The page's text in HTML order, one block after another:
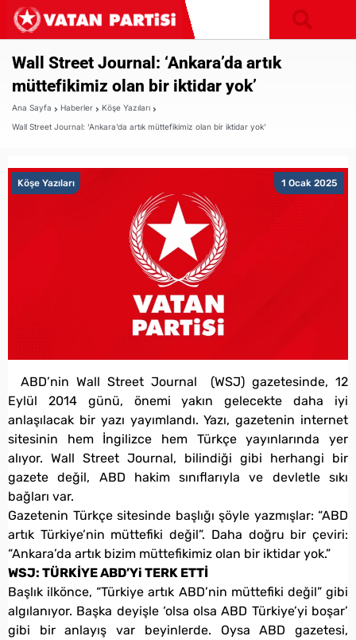
Wall Street Journal: ‘Ankara’da artık
müttefikimiz olan bir iktidar yok’
Ana Sayfa Haberler
Köşe Yazıları
Wall Street Journal: ‘Ankara’da artık müttefikimiz olan bir iktidar yok’
1 Ocak 2025
Köşe Yazıları
ABD’nin Wall Street Journal (WSJ) gazetesinde, 12
Eylül 2014 günü, önemi yakın gelecekte daha iyi
anlaşılacak bir yazı yayımlandı. Yazı, gazetenin internet
sitesinin hem İngilizce hem Türkçe yayınlarında yer
alıyor. Wall Street Journal, bilindiği gibi herhangi bir
gazete değil, ABD hakim sınıflarıyla ve devletle sıkı
bağları var.
Gazetenin Türkçe sitesinde başlığı şöyle yazmışlar: “ABD
artık Türkiye’nin müttefiki değil”. Daha doğru bir çeviri:
“Ankara’da artık bizim müttefikimiz olan bir iktidar yok.”
WSJ: TÜRKİYE ABD’Yi TERK ETTİ
Başlık ilkönce, “Türkiye artık ABD’nin müttefiki değil” gibi
algılanıyor. Başka deyişle ‘olsa olsa ABD Türkiye’yi boşar’
gibi bir anlayış var beyinlerde. Oysa ABD gazetesi,